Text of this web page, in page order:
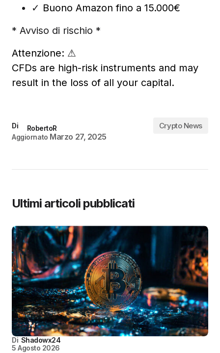
✓ Buono Amazon fino a 15.000€
* Avviso di rischio *
Attenzione: ⚠
CFDs are high-risk instruments and may
result in the loss of all your capital.
Di
RobertoR
Aggiornato Marzo 27, 2025
Crypto News
Ultimi articoli pubblicati
Di Shadowx24
5 Agosto 2026